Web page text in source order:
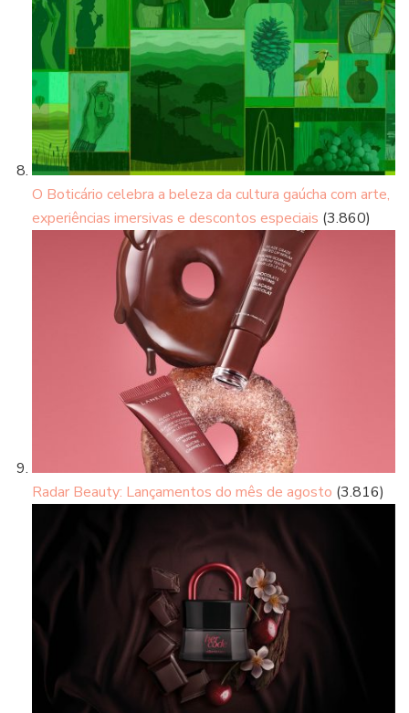
O Boticário celebra a beleza da cultura gaúcha com arte,
experiências imersivas e descontos especiais (3.860)
Radar Beauty: Lançamentos do mês de agosto (3.816)